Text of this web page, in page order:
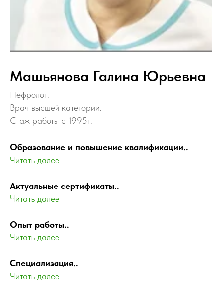
Машьянова Галина Юрьевна
Нефролог.
Врач высшей категории.
Стаж работы с 1995г.
Образование и повышение квалификации..
Читать далее
Актуальные сертификаты..
Читать далее
Опыт работы..
Читать далее
Специализация..
Читать далее